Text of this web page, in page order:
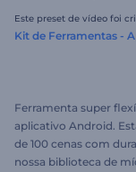
Este preset de vídeo foi
Kit de Ferramentas -
Ferramenta super
aplicativo Android.
de 100 cenas com
nossa biblioteca de